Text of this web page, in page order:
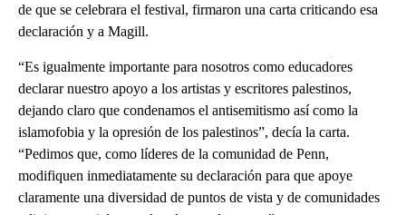
de que se celebrara el festival, firmaron una carta criticando esa
declaración y a Magill.
“Es igualmente importante para nosotros como educadores
declarar nuestro apoyo a los artistas y escritores palestinos,
dejando claro que condenamos el antisemitismo así como la
islamofobia y la opresión de los palestinos”, decía la carta.
“Pedimos que, como líderes de la comunidad de Penn,
modifiquen inmediatamente su declaración para que apoye
claramente una diversidad de puntos de vista y de comunidades